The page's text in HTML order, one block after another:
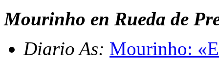
Mourinho en Rueda de
Diario As: Mourinho: